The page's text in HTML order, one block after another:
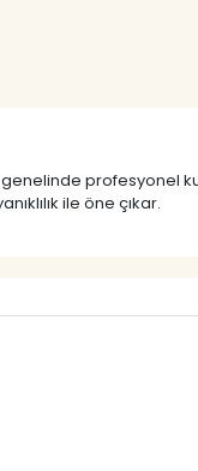
profesyonel
ile öne çıkar.